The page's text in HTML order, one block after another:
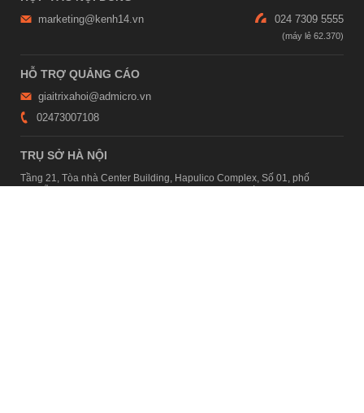
marketing@kenh14.vn 024 7309 5555
HỖ TRỢ QUẢNG CÁO
giaitrixahoi@admicro.vn
02473007108
TRỤ SỞ HÀ NỘI
Tầng 21, Tòa nhà Center Building, Hapulico Complex, Số 01, phố